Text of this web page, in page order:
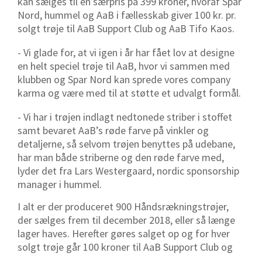
Nord, hummel og AaB i fællesskab giver 100 kr. pr.
solgt trøje til AaB Support Club og AaB Tifo Kaos.
- Vi glade for, at vi igen i år har fået lov at designe
en helt speciel trøje til AaB, hvor vi sammen med
klubben og Spar Nord kan sprede vores company
karma og være med til at støtte et udvalgt formål.
- Vi har i trøjen indlagt nedtonede striber i stoffet
samt bevaret AaB’s røde farve på vinkler og
detaljerne, så selvom trøjen benyttes på udebane,
har man både striberne og den røde farve med,
lyder det fra Lars Westergaard, nordic sponsorship
manager i hummel.
I alt er der produceret 900 Håndsrækningstrøjer,
der sælges frem til december 2018, eller så længe
lager haves. Herefter gøres salget op og for hver
solgt trøje går 100 kroner til AaB Support Club og